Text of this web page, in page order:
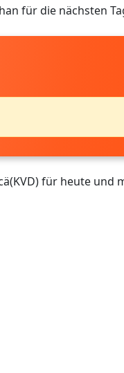
für die nächsten
für heute und